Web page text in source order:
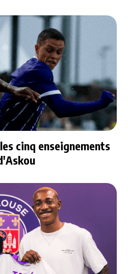
cinq enseignements